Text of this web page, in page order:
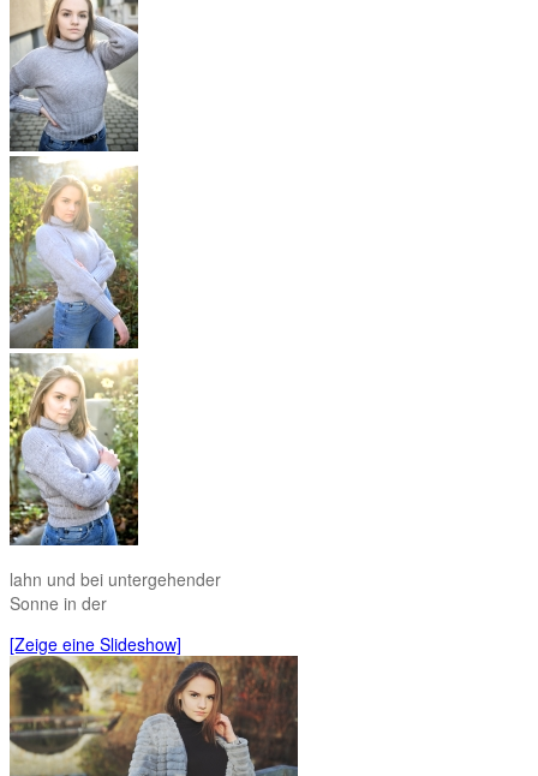
lahn und bei untergehender
Sonne in der
[Zeige eine Slideshow]